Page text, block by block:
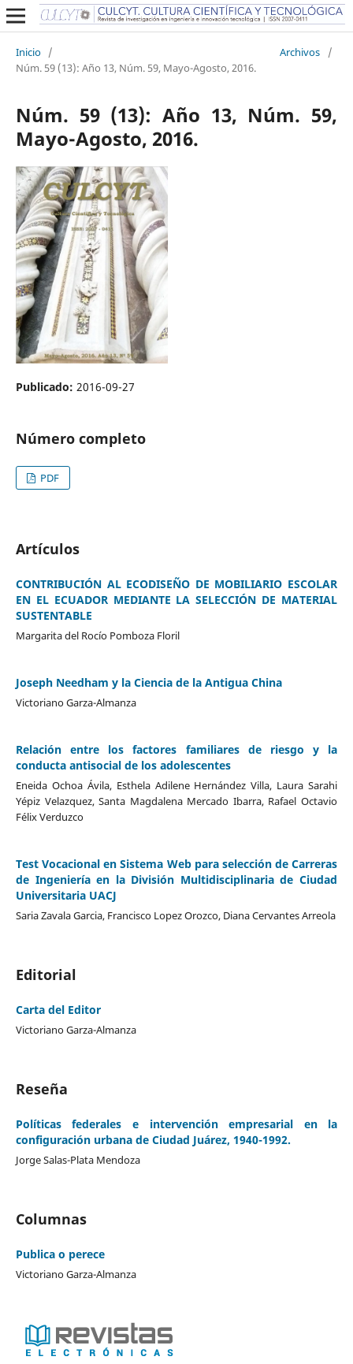
Inicio / Archivos
/
Núm. 59 (13): Año 13, Núm. 59, Mayo-Agosto, 2016.
Núm. 59 (13): Año 13, Núm. 59,
Mayo-Agosto, 2016.
Publicado: 2016-09-27
Número completo
PDF
Artículos
CONTRIBUCIÓN AL ECODISEÑO DE MOBILIARIO ESCOLAR
EN EL ECUADOR MEDIANTE LA SELECCIÓN DE MATERIAL
SUSTENTABLE
Margarita del Rocío Pomboza Floril
Joseph Needham y la Ciencia de la Antigua China
Victoriano Garza-Almanza
Relación entre los factores familiares de riesgo y la
conducta antisocial de los adolescentes
Eneida Ochoa Ávila, Esthela Adilene Hernández Villa, Laura Sarahi
Yépiz Velazquez, Santa Magdalena Mercado Ibarra, Rafael Octavio
Félix Verduzco
Test Vocacional en Sistema Web para selección de Carreras
de Ingeniería en la División Multidisciplinaria de Ciudad
Universitaria UACJ
Saria Zavala Garcia, Francisco Lopez Orozco, Diana Cervantes Arreola
Editorial
Carta del Editor
Victoriano Garza-Almanza
Reseña
Políticas federales e intervención empresarial en la
configuración urbana de Ciudad Juárez, 1940-1992.
Jorge Salas-Plata Mendoza
Columnas
Publica o perece
Victoriano Garza-Almanza